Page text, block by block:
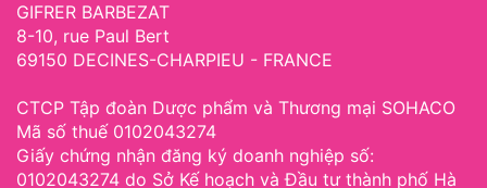
GIFRER BARBEZAT
8-10, rue Paul Bert
69150 DECINES-CHARPIEU - FRANCE
CTCP Tập đoàn Dược phẩm và Thương mại SOHACO
Mã số thuế 0102043274
Giấy chứng nhận đăng ký doanh nghiệp số:
0102043274 do Sở Kế hoạch và Đầu tư thành phố Hà